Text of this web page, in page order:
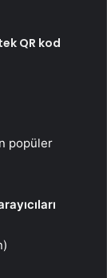
QR kod
popüler